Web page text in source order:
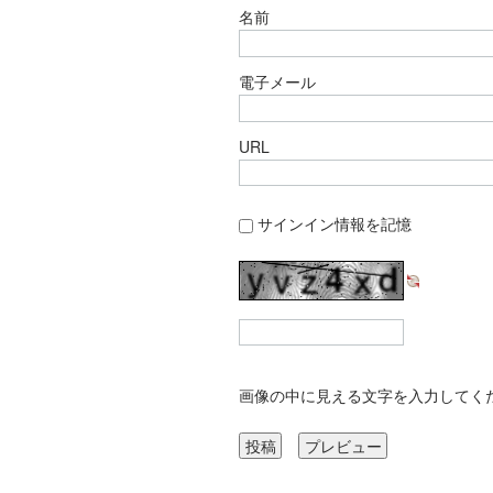
名前
電子メール
URL
サインイン情報を記憶
画像の中に見える文字を入力してく